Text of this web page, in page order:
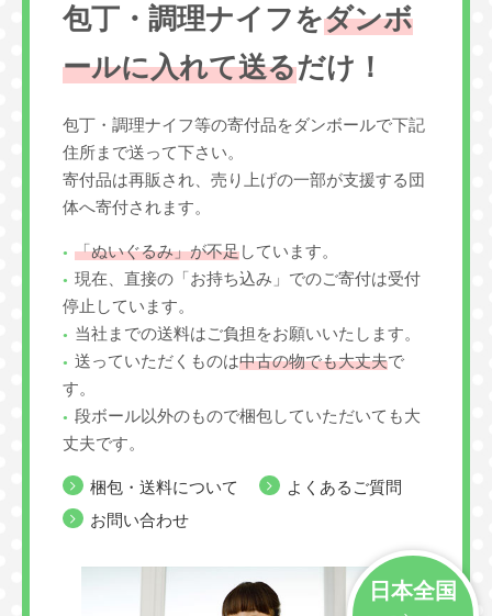
包丁・調理ナイフをダンボ
ールに入れて送るだけ！
包丁・調理ナイフ等の寄付品をダンボールで下記
住所まで送って下さい。
寄付品は再販され、売り上げの一部が支援する団
体へ寄付されます。
「ぬいぐるみ」が不足しています。
現在、直接の「お持ち込み」でのご寄付は受付
停止しています。
当社までの送料はご負担をお願いいたします。
送っていただくものは中古の物でも大丈夫で
す。
段ボール以外のもので梱包していただいても大
丈夫です。
梱包・送料について
よくあるご質問
お問い合わせ
日本全国